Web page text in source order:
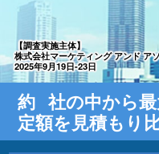
【調査実施主体】
株式会社マーケティング アンド ア
2025年9月19日-23日
約 社の中から
定額を見積もり